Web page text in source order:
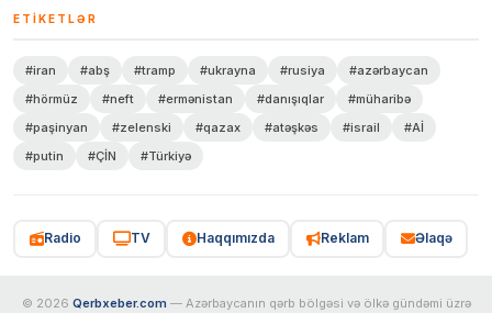
ETIKETLƏR
#iran #abş #tramp #ukrayna #rusiya
#azərbaycan
#hörmüz
#neft #ermənistan #danışıqlar
#müharibə
#paşinyan
#zelenski #qazax #atəşkəs #israil
#Aİ
#putin
#ÇİN #Türkiyə
Radio TV Haqqımızda Reklam Əlaqə
© 2026 Qerbxeber.com — Azərbaycanın qərb bölgəsi və ölkə gündəmi üzrə